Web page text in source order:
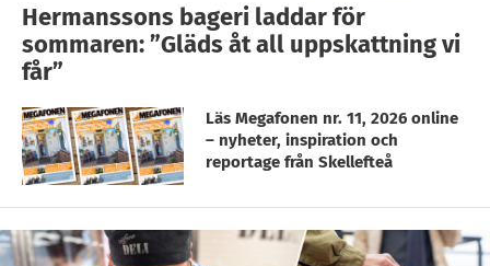
Hermanssons bageri laddar för
sommaren: ”Gläds åt all uppskattning vi
får”
Läs Megafonen nr. 11, 2026 online
– nyheter, inspiration och
reportage från Skellefteå